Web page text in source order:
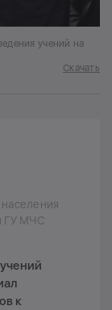
учений на
Скачать
ГУ МЧС
к